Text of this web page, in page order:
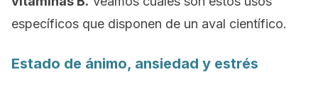
específicos que disponen de un aval científico.
Estado de ánimo, ansiedad y estrés